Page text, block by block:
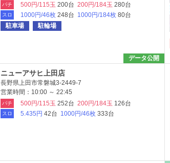
パチ 500円/115玉 200台 200円/184玉 280台
スロ 1000円/46枚 248台 1000円/184枚 80台
駐車場
駐輪場
データ公開
ニューアサヒ上田店
長野県上田市常磐城3-2449-7
営業時間：10:00 ～ 22:45
パチ 500円/115玉 252台 200円/184玉 126台
スロ 5.435円 42台 1000円/46枚 333台